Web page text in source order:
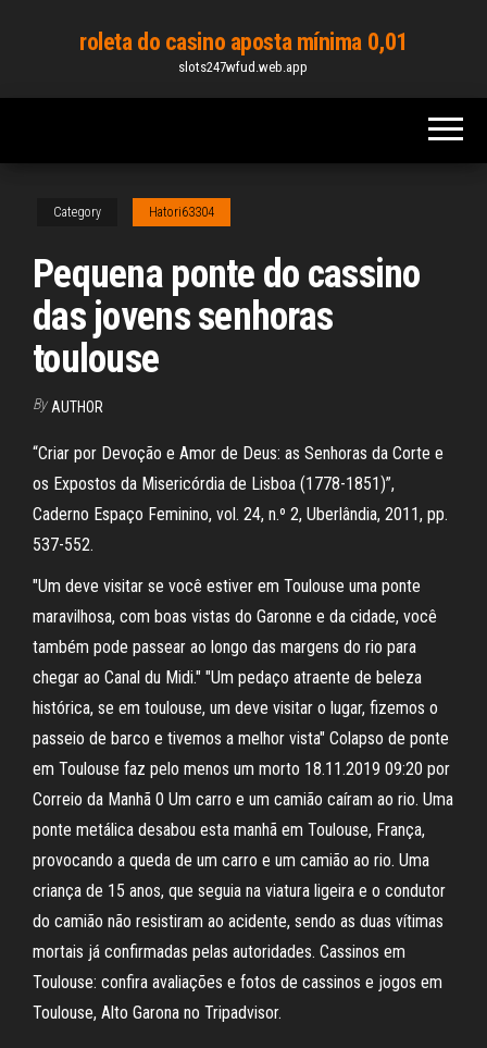
content
roleta do casino aposta mínima 0,01
slots247wfud.web.app
Category Hatori63304
Pequena ponte do cassino
das jovens senhoras
toulouse
By AUTHOR
“Criar por Devoção e Amor de Deus: as Senhoras da Corte e
os Expostos da Misericórdia de Lisboa (1778-1851)”,
Caderno Espaço Feminino, vol. 24, n.º 2, Uberlândia, 2011, pp.
537-552.
"Um deve visitar se você estiver em Toulouse uma ponte
maravilhosa, com boas vistas do Garonne e da cidade, você
também pode passear ao longo das margens do rio para
chegar ao Canal du Midi." "Um pedaço atraente de beleza
histórica, se em toulouse, um deve visitar o lugar, fizemos o
passeio de barco e tivemos a melhor vista" Colapso de ponte
em Toulouse faz pelo menos um morto 18.11.2019 09:20 por
Correio da Manhã 0 Um carro e um camião caíram ao rio. Uma
ponte metálica desabou esta manhã em Toulouse, França,
provocando a queda de um carro e um camião ao rio. Uma
criança de 15 anos, que seguia na viatura ligeira e o condutor
do camião não resistiram ao acidente, sendo as duas vítimas
mortais já confirmadas pelas autoridades. Cassinos em
Toulouse: confira avaliações e fotos de cassinos e jogos em
Toulouse, Alto Garona no Tripadvisor.